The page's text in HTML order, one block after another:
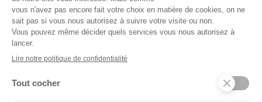
accompagner les
parents pour solliciter
l’aide nécessaire. Mais ils